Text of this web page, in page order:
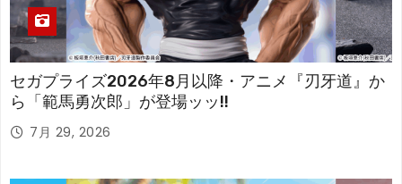
セガプライズ2026年8月以降・アニメ『刃牙道』か
ら「範馬勇次郎」が登場ッッ!!
7月 29, 2026